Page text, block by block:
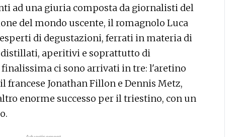
ad una giuria composta da giornalisti del
del mondo uscente, il romagnolo Luca
di degustazioni, ferrati in materia di
aperitivi e soprattutto di
ci sono arrivati in tre: l'aretino
Jonathan Fillon e Dennis Metz,
enorme successo per il triestino, con un